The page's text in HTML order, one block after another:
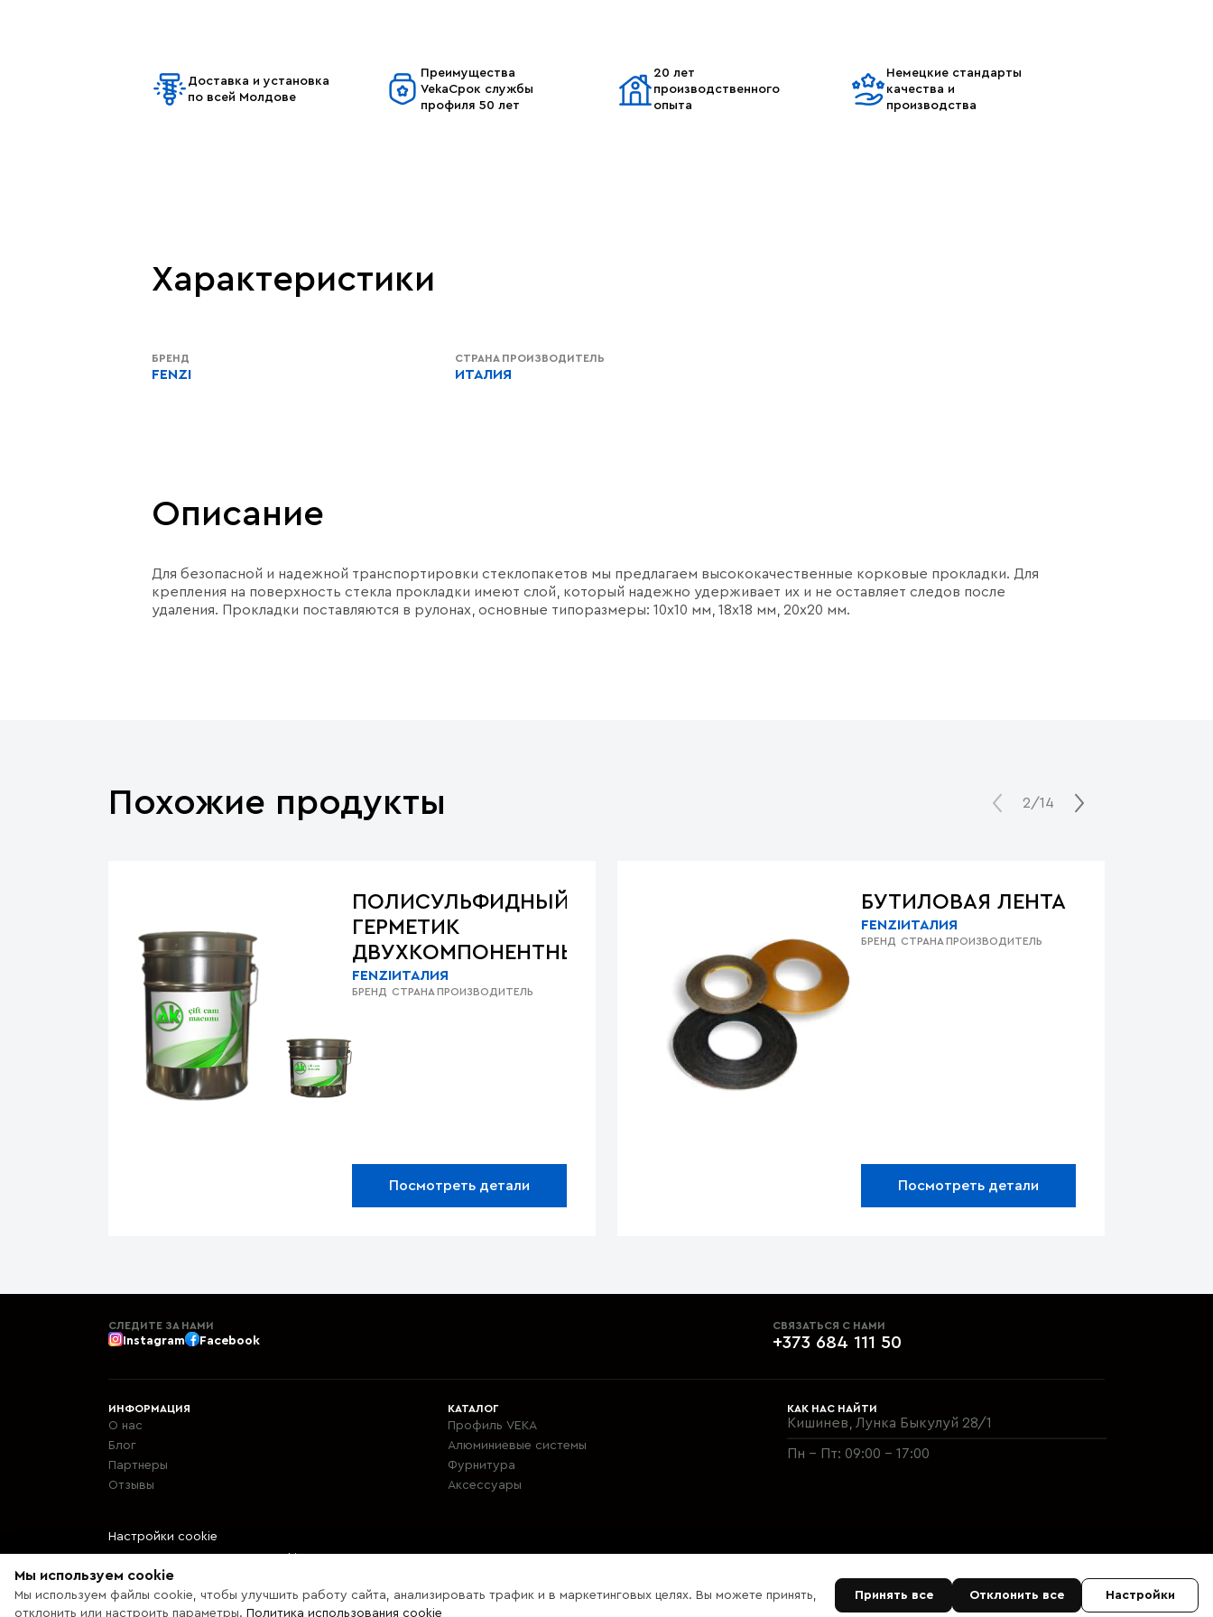
Доставка и установка
по всей Молдове
Преимущества
VekaСрок службы
профиля 50 лет
20 лет
производственного
опыта
Немецкие стандарты
качества и
производства
Характеристики
БРЕНД
FENZI
СТРАНА ПРОИЗВОДИТЕЛЬ
ИТАЛИЯ
Описание
Для безопасной и надежной транспортировки стеклопакетов мы предлагаем высококачественные корковые прокладки. Для
крепления на поверхность стекла прокладки имеют слой, который надежно удерживает их и не оставляет следов после
удаления. Прокладки поставляются в рулонах, основные типоразмеры: 10х10 мм, 18х18 мм, 20х20 мм.
Похожие продукты 2/14
ПОЛИСУЛЬФИДНЫЙ
ГЕРМЕТИК
ДВУХКОМПОНЕНТНЫЙ
FENZI
БРЕНД
ИТАЛИЯ
СТРАНА ПРОИЗВОДИТЕЛЬ
Посмотреть детали
БУТИЛОВАЯ ЛЕНТА
FENZI
БРЕНД
ИТАЛИЯ
СТРАНА ПРОИЗВОДИТЕЛЬ
Посмотреть детали
СЛЕДИТЕ ЗА НАМИ
Instagram Facebook
СВЯЗАТЬСЯ С НАМИ
+373 684 111 50
ИНФОРМАЦИЯ
О нас
Блог
Партнеры
Отзывы
КАТАЛОГ
Профиль VEKA
Алюминиевые системы
Фурнитура
Aксессуары
КАК НАС НАЙТИ
Кишинев, Лунка Быкулуй 28/1
Пн - Пт: 09:00 - 17:00
Настройки cookie
© 2013 – 2026 Ecaterix SRL
Мы используем cookie
Мы используем файлы cookie, чтобы улучшить работу сайта, анализировать трафик и в маркетинговых целях. Вы можете принять,
отклонить или настроить параметры. Политика использования cookie
Принять все Отклонить все Настройки